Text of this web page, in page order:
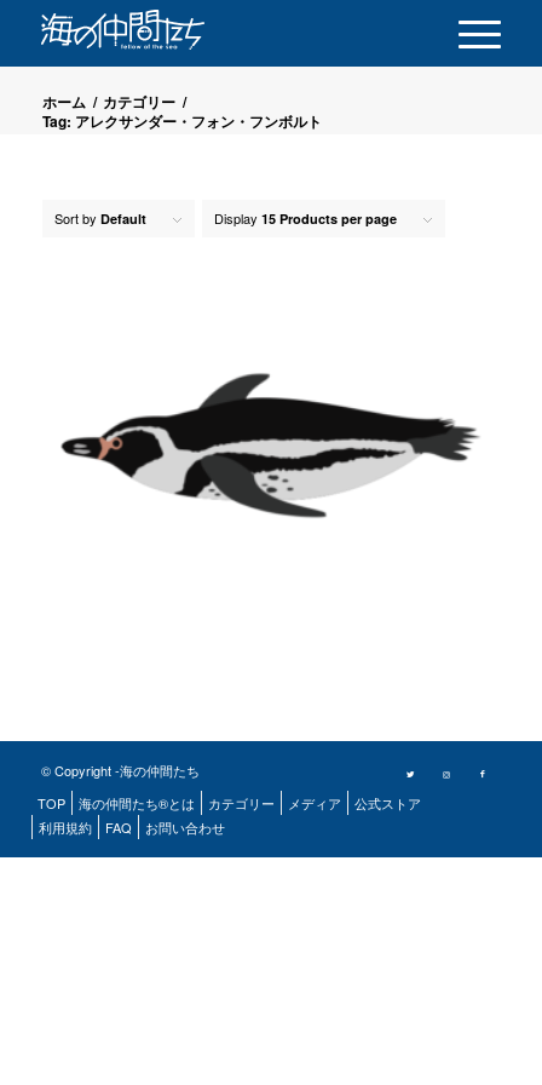
ホーム / カテゴリー /
Tag: アレクサンダー・フォン・フンボルト
Sort by Default Display 15 Products per page
© Copyright -海の仲間たち
TOP
海の仲間たち®とは カテゴリー メディア
公式ストア
利用規約
FAQ お問い合わせ